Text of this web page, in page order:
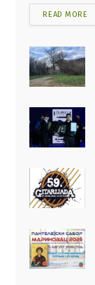
READ MORE